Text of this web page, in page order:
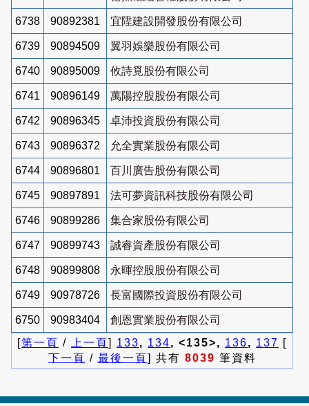
6738 90892381 宜陞建設開發股份有限公司
6739 90894509 翼羽娛樂股份有限公司
6740 90895009 攸詩覓股份有限公司
6741 90896149 萬陽控股股份有限公司
6742 90896345 卓沛投資股份有限公司
6743 90896372 允全實業股份有限公司
6744 90896801 百川廣告股份有限公司
6745 90897891 法可夢資訊科技股份有限公司
6746 90899286 集合家股份有限公司
6747 90899743 誠睿資產股份有限公司
6748 90899808 永暉控股股份有限公司
6749 90978726 長富國際投資股份有限公司
6750 90983404
創恩實業股份有限公司
[第一頁 / 上一頁] 133, 134, <135>, 136, 137 [
下一頁 / 最後一頁] 共有 8039 筆資料